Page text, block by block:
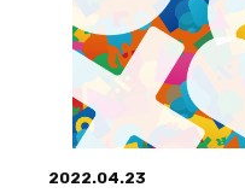
2022.04.23